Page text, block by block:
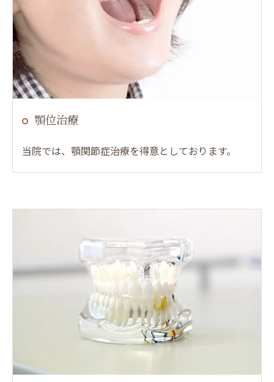
顎位治療
当院では、顎関節症治療を得意としております。